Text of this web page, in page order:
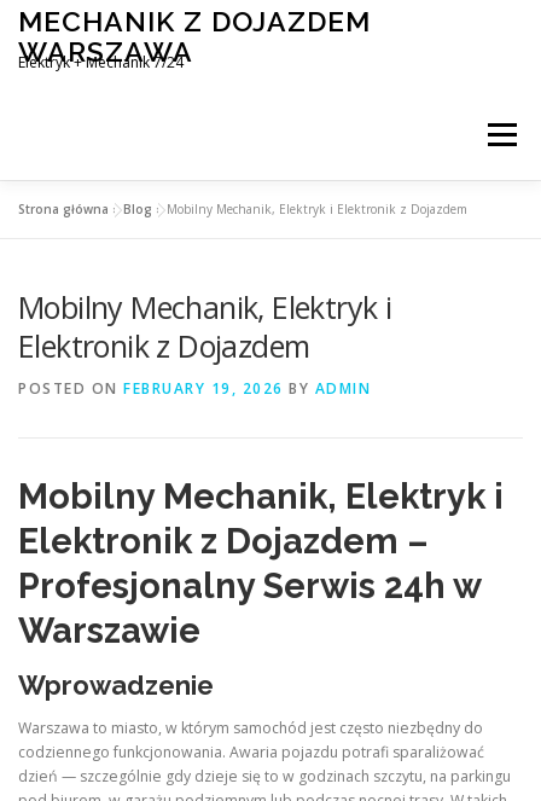
Skip
content
MECHANIK Z DOJAZDEM
WARSZAWA
Elektryk + Mechanik 7/24
Menu
ELEKTRYK SAMOCHODOWY BLOG
Strona główna »Blog »Mobilny Mechanik, Elektryk i Elektronik z Dojazdem
Mobilny Mechanik, Elektryk i
Elektronik z Dojazdem
POSTED ON FEBRUARY 19, 2026 BY ADMIN
Mobilny Mechanik, Elektryk i
Elektronik z Dojazdem –
Profesjonalny Serwis 24h w
Warszawie
Wprowadzenie
Warszawa to miasto, w którym samochód jest często niezbędny do
codziennego funkcjonowania. Awaria pojazdu potrafi sparaliżować
dzień — szczególnie gdy dzieje się to w godzinach szczytu, na parkingu